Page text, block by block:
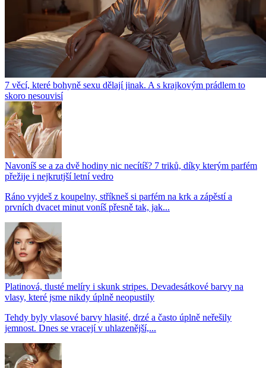
7 věcí, které bohyně sexu dělají jinak. A s krajkovým prádlem to
skoro nesouvisí
Navoníš se a za dvě hodiny nic necítíš? 7 triků, díky kterým parfém
přežije i nejkrutjší letní vedro
Ráno vyjdeš z koupelny, stříkneš si parfém na krk a zápěstí a
prvních dvacet minut voníš přesně tak, jak...
Platinová, tlusté melíry i skunk stripes. Devadesátkové barvy na
vlasy, které jsme nikdy úplně neopustily
Tehdy byly vlasové barvy hlasité, drzé a často úplně neřešily
jemnost. Dnes se vracejí v uhlazenější,...